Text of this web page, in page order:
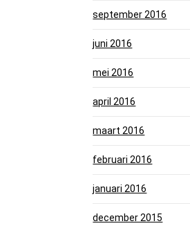
september 2016
juni 2016
mei 2016
april 2016
maart 2016
februari 2016
januari 2016
december 2015